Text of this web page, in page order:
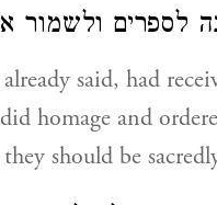
לספרים ולשמור
said, had
homage and
should be